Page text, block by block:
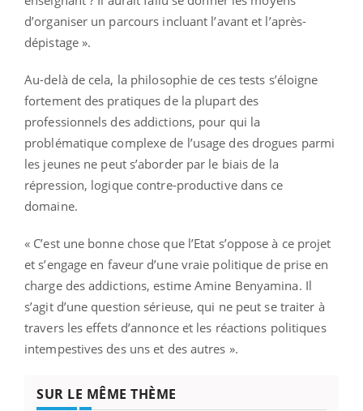
d’organiser un parcours incluant l’avant et l’après-
dépistage ».
Au-delà de cela, la philosophie de ces tests s’éloigne
fortement des pratiques de la plupart des
professionnels des addictions, pour qui la
problématique complexe de l’usage des drogues parmi
les jeunes ne peut s’aborder par le biais de la
répression, logique contre-productive dans ce
domaine.
« C’est une bonne chose que l’Etat s’oppose à ce projet
et s’engage en faveur d’une vraie politique de prise en
charge des addictions, estime Amine Benyamina. Il
s’agit d’une question sérieuse, qui ne peut se traiter à
travers les effets d’annonce et les réactions politiques
intempestives des uns et des autres ».
SUR LE MÊME THÈME